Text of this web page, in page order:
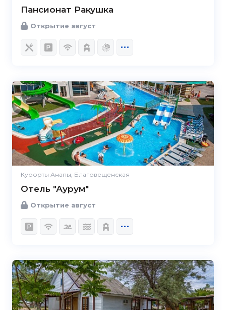
Пансионат Ракушка
Открытие август
Курорты Анапы, Благовещенская
Отель "Аурум"
Открытие август